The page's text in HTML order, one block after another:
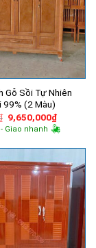
Gỗ Sồi Tự Nhiên
99% (2 Màu)
Giá
gốc
là:
9,650,000₫Giá
hiện
tại
Giao nhanh